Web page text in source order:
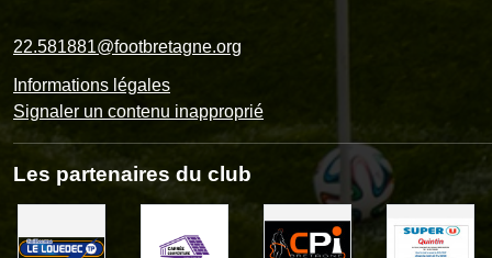
22.581881@footbretagne.org
Informations légales
Signaler un contenu inapproprié
Les partenaires du club